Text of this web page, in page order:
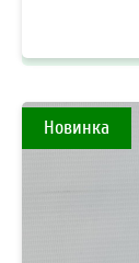
Новинка